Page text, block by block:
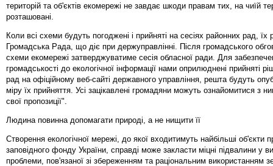
територій та об'єктів екомережі не завдає шкоди правам тих, на чиїй
розташовані.
Коли всі схеми будуть погоджені і прийняті на сесіях районних рад, їх
Громадська Рада, що діє при держуправлінні. Після громадського
схеми екомережі затверджуватиме сесія обласної ради. Для
громадськості до екологічної інформації нами оприлюднені прийняті
рад на офіційному веб-сайті державного управління, решта будуть
міру їх прийняття. Усі зацікавлені громадяни можуть ознайомитися з
свої пропозиції".
Людина повинна допомагати природі, а не нищити її
Створення екологічної мережі, до якої входитимуть найбільші об'єкти
заповідного фонду України, справді може закласти міцні підвалини у
проблеми, пов'язаної зі збереженням та раціональним використанням